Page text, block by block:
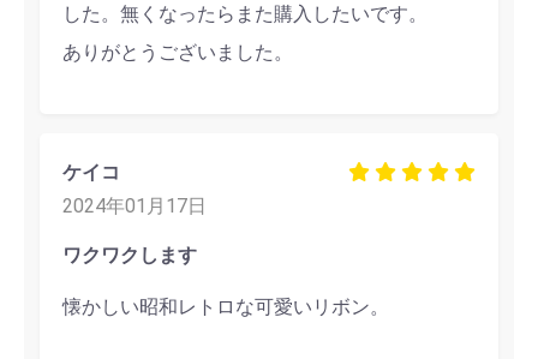
した。無くなったらまた購入したいです。
ありがとうございました。
ケイコ
2024年01月17日
ワクワクします
懐かしい昭和レトロな可愛いリボン。